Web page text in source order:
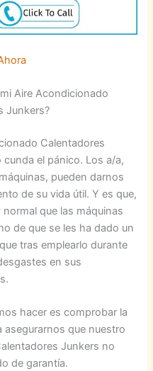
Aire Acondicionado
Junkers?
Calentadores
el pánico. Los a/a,
pueden darnos
de su vida útil. Y es que,
que las máquinas
de que se les ha dado un
tras emplearlo durante
en sus
hacer es comprobar la
asegurarnos que nuestro
Junkers no
de garantía.